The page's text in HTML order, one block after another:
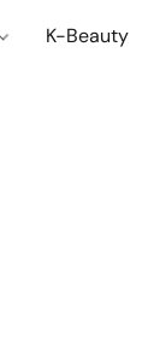
K-Beauty